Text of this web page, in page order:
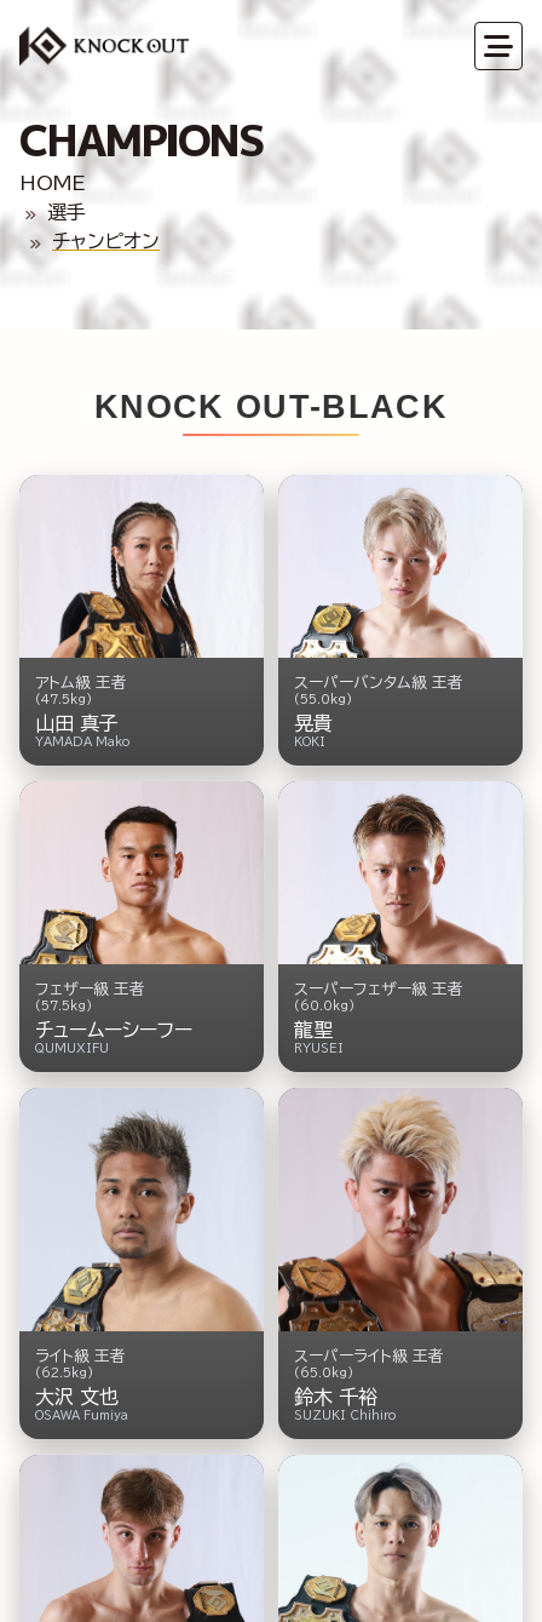
CHAMPIONS
HOME
選手
チャンピオン
KNOCK OUT-BLACK
アトム級 王者
(47.5kg)
山田 真子
YAMADA Mako
スーパーバンタム級 王者
(55.0kg)
晃貴
KOKI
フェザー級 王者
(57.5kg)
チュームーシーフー
QUMUXIFU
スーパーフェザー級 王者
(60.0kg)
龍聖
RYUSEI
ライト級 王者
(62.5kg)
大沢 文也
OSAWA Fumiya
スーパーライト級 王者
(65.0kg)
鈴木 千裕
SUZUKI Chihiro